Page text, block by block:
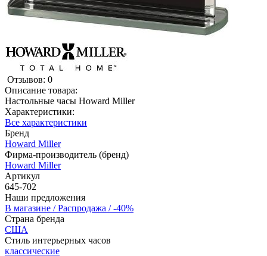
Отзывов: 0
Описание товара:
Настольные часы Howard Miller
Характеристики:
Все характеристики
Бренд
Howard Miller
Фирма-производитель (бренд)
Howard Miller
Артикул
645-702
Наши предложения
В магазине / Распродажа / -40%
Страна бренда
США
Стиль интерьерных часов
классические